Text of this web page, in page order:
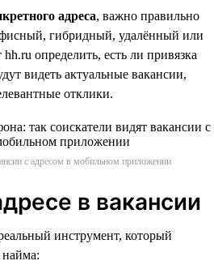
адреса, важно правильно
гибридный, удалённый или
определить, есть ли привязка
видеть актуальные вакансии,
отклики.
с адресом в мобильном приложении
в вакансии
инструмент, который
найма: